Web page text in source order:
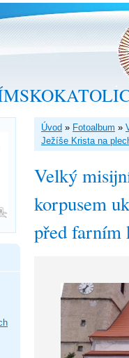
Úvod » Fotoalbum »
Ježíše Krista na
Velký
korpusem
před farním